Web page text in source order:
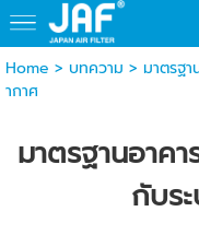
Home > บทความ > มาตรฐา
ากาศ
มาตรฐานอาค
กับร